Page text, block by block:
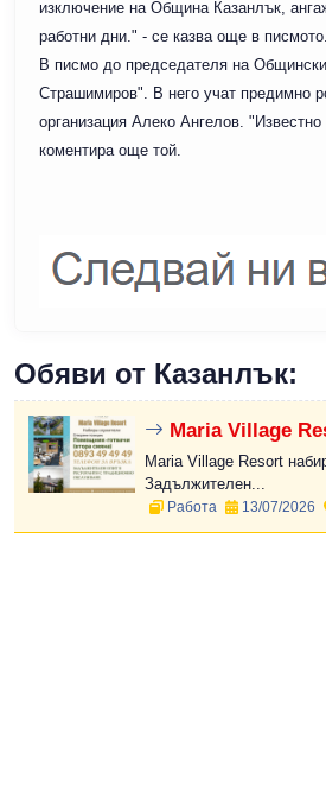
изключение на Община Казанлък,
работни дни." - се казва още в писмото.
В писмо до председателя на
Страшимиров". В него учат предимно
организация Алеко Ангелов.
коментира още той.
Обяви от Казанлък:
Maria Village
Maria Village Resort
Задължителен...
Работа 13/07/2026